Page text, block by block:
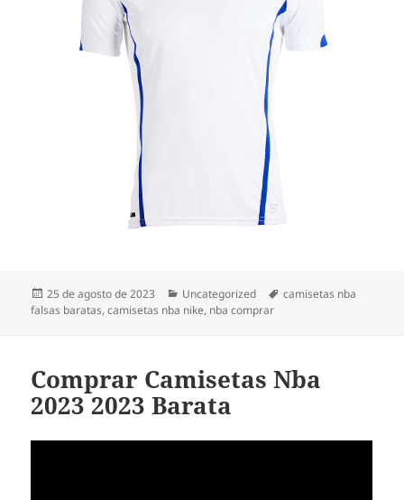
Publicado
el
25 de agosto de 2023 Categorías
Uncategorized Etiquetas
camisetas nba
falsas baratas,camisetas nba nike, nba comprar
Comprar Camisetas Nba
2023 2023 Barata